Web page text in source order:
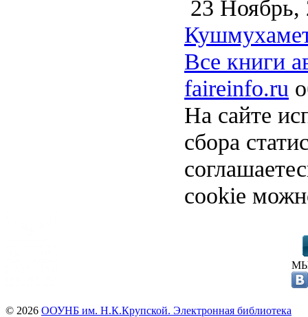
23 Ноябрь,
Все книги
faireinfo.ru
На сайте
сбора
cookie
© 2026 ООУНБ им. Н.К.Крупской. Электронная библиотека